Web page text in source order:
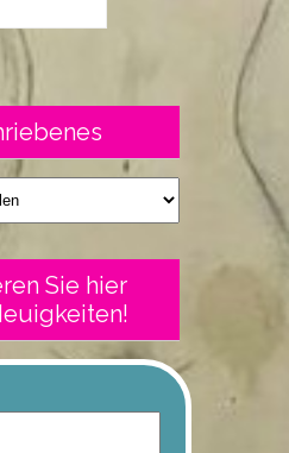
Sie hier